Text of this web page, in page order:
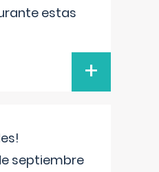
estas
+
septiembre